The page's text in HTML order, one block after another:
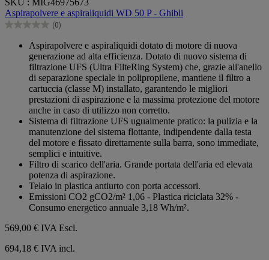
su
5
stelle.
SKU : MIG46975673
Aspirapolvere e aspiraliquidi WD 50 P - Ghibli
(0)
0.0
Aspirapolvere e aspiraliquidi dotato di motore di nuova
generazione ad alta efficienza. Dotato di nuovo sistema di
filtrazione UFS (Ultra FilteRing System) che, grazie all'anello
di separazione speciale in polipropilene, mantiene il filtro a
cartuccia (classe M) installato, garantendo le migliori
prestazioni di aspirazione e la massima protezione del motore
anche in caso di utilizzo non corretto.
Sistema di filtrazione UFS ugualmente pratico: la pulizia e la
manutenzione del sistema flottante, indipendente dalla testa
del motore e fissato direttamente sulla barra, sono immediate,
semplici e intuitive.
Filtro di scarico dell'aria. Grande portata dell'aria ed elevata
potenza di aspirazione.
Telaio in plastica antiurto con porta accessori.
Emissioni CO2 gCO2/m² 1,06 - Plastica riciclata 32% -
Consumo energetico annuale 3,18 Wh/m².
569,00 € IVA Escl.
694,18 € IVA incl.